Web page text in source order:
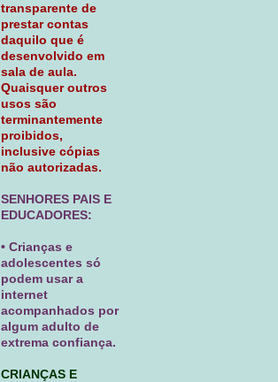
transparente de
prestar contas
daquilo que é
desenvolvido em
sala de aula.
Quaisquer outros
usos são
terminantemente
proibidos,
inclusive cópias
não autorizadas.
SENHORES PAIS E
EDUCADORES:
• Crianças e
adolescentes só
podem usar a
internet
acompanhados por
algum adulto de
extrema confiança.
CRIANÇAS E